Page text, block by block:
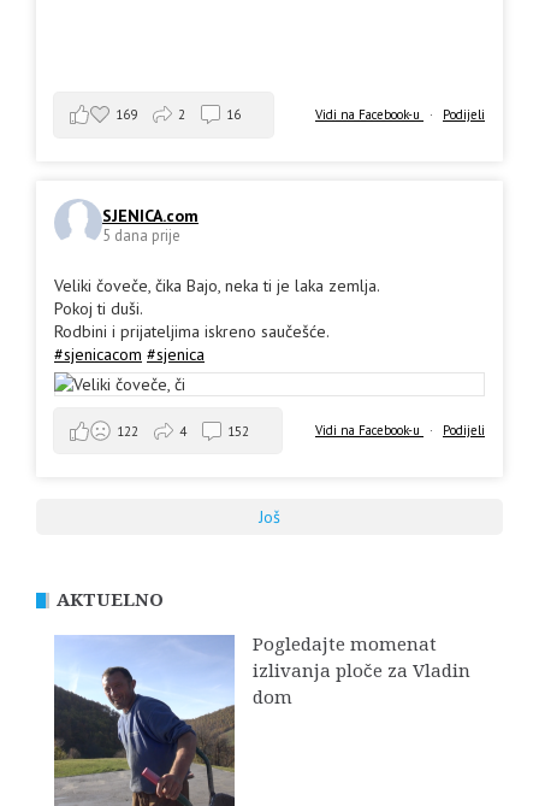
Vidi na Facebook-u · Podijeli
169 2 16
SJENICA.com
5 dana prije
Veliki čoveče, čika Bajo, neka ti je laka zemlja.
Pokoj ti duši.
Rodbini i prijateljima iskreno saučešće.
#sjenicacom #sjenica
Vidi na Facebook-u · Podijeli
122 4 152
Još
AKTUELNO
Pogledajte momenat
izlivanja ploče za Vladin
dom